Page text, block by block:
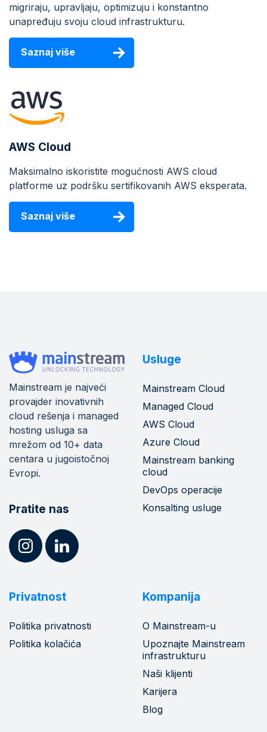
migriraju, upravljaju, optimizuju i konstantno
unapređuju svoju cloud infrastrukturu.
Saznaj više
AWS Cloud
Maksimalno iskoristite mogućnosti AWS cloud
platforme uz podršku sertifikovanih AWS eksperata.
Saznaj više
Mainstream je najveći
provajder inovativnih
cloud rešenja i managed
hosting usluga sa
mrežom od 10+ data
centara u jugoistočnoj
Evropi.
Pratite nas
Usluge
Mainstream Cloud
Managed Cloud
AWS Cloud
Azure Cloud
Mainstream banking
cloud
DevOps operacije
Konsalting usluge
Privatnost
Politika privatnosti
Politika kolačića
Kompanija
O Mainstream-u
Upoznajte Mainstream
infrastrukturu
Naši klijenti
Karijera
Blog